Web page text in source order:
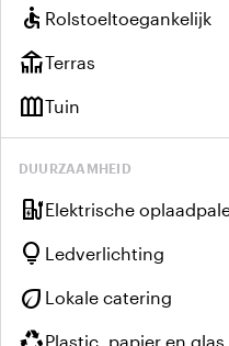
accessible Rolstoeltoegankelijk
deckTerras
outdoor_gardenTuin
DUURZAAMHEID
ev_chargerElektrische
lightbulb Ledverlichting
eco Lokale catering
Plastic, papier en